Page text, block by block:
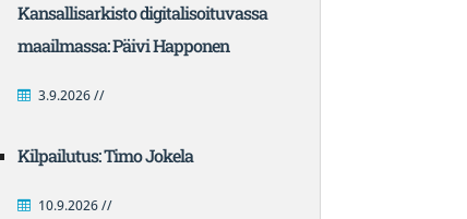
Kansallisarkisto digitalisoituvassa
maailmassa: Päivi Happonen
3.9.2026 //
Kilpailutus: Timo Jokela
10.9.2026 //